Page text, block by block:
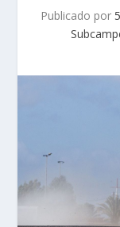
Publicado por